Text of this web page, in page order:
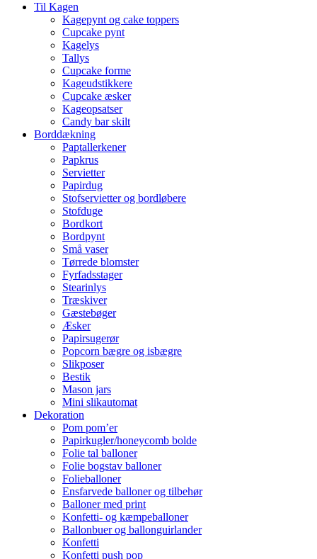
Mulighederne
Til Kagen
Kagepynt og cake toppers
Cupcake pynt
Kagelys
Tallys
Cupcake forme
Kageudstikkere
Cupcake æsker
Kageopsatser
Candy bar skilt
Borddækning
Paptallerkener
Papkrus
Servietter
Papirdug
Stofservietter og bordløbere
Stofduge
Bordkort
Bordpynt
Små vaser
Tørrede blomster
Fyrfadsstager
Stearinlys
Træskiver
Gæstebøger
Æsker
Papirsugerør
Popcorn bægre og isbægre
Slikposer
Bestik
Mason jars
Mini slikautomat
Dekoration
Pom pom’er
Papirkugler/honeycomb bolde
Folie tal balloner
Folie bogstav balloner
Folieballoner
Ensfarvede balloner og tilbehør
Balloner med print
Konfetti- og kæmpeballoner
Ballonbuer og ballonguirlander
Konfetti
Konfetti push pop